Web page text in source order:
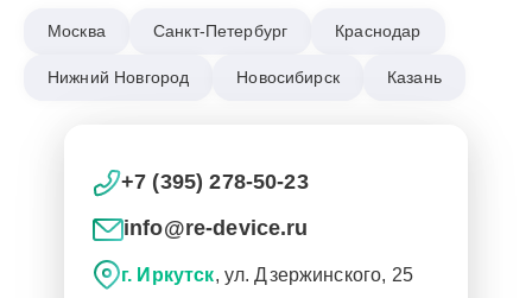
Москва Санкт-Петербург Краснодар
Нижний Новгород Новосибирск Казань
+7 (395) 278-50-23
info@re-device.ru
г. Иркутск, ул. Дзержинского, 25